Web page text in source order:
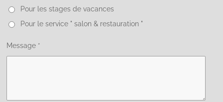
Pour les stages de vacances
Pour le service " salon & restauration "
Message *